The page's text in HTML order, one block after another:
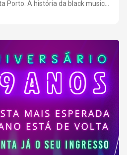
Porto. A história da black music